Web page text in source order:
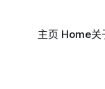
主页 Home关